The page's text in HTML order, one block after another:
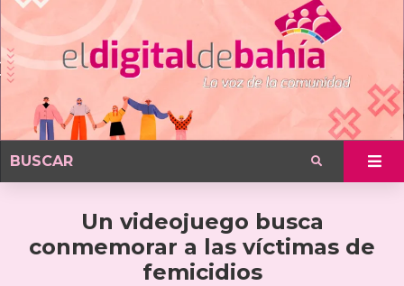
Un videojuego busca
conmemorar a las víctimas de
femicidios